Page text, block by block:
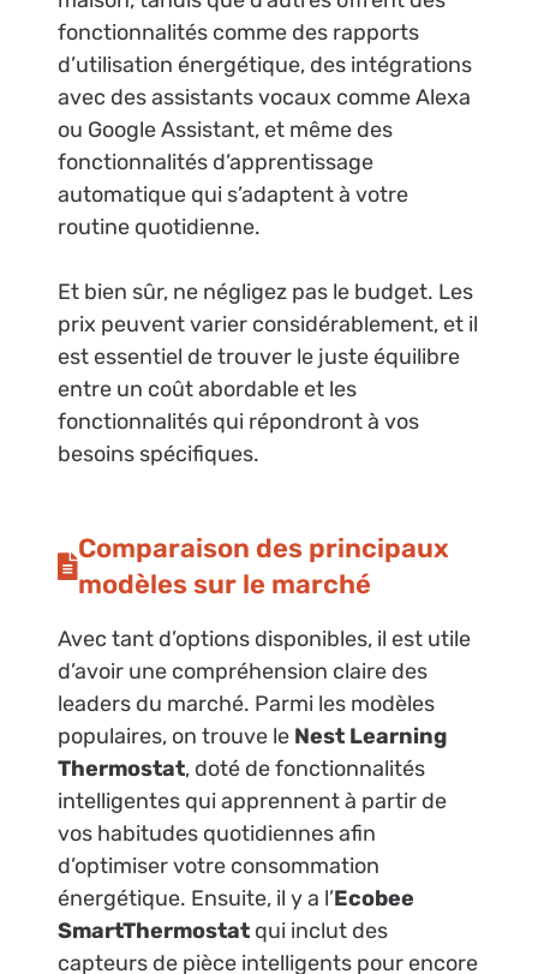
fonctionnalités comme des rapports
d’utilisation énergétique, des intégrations
avec des assistants vocaux comme Alexa
ou Google Assistant, et même des
fonctionnalités d’apprentissage
automatique qui s’adaptent à votre
routine quotidienne.
Et bien sûr, ne négligez pas le budget. Les
prix peuvent varier considérablement, et il
est essentiel de trouver le juste équilibre
entre un coût abordable et les
fonctionnalités qui répondront à vos
besoins spécifiques.
Comparaison des principaux
modèles sur le marché
Avec tant d’options disponibles, il est utile
d’avoir une compréhension claire des
leaders du marché. Parmi les modèles
populaires, on trouve le Nest Learning
Thermostat, doté de fonctionnalités
intelligentes qui apprennent à partir de
vos habitudes quotidiennes afin
d’optimiser votre consommation
énergétique. Ensuite, il y a l’Ecobee
SmartThermostatqui inclut des
capteurs de pièce intelligents pour encore